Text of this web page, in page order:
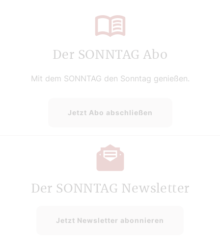
Der SONNTAG Abo
Mit dem SONNTAG den Sonntag genießen.
Jetzt Abo abschließen
Der SONNTAG Newsletter
Jetzt Newsletter abonnieren